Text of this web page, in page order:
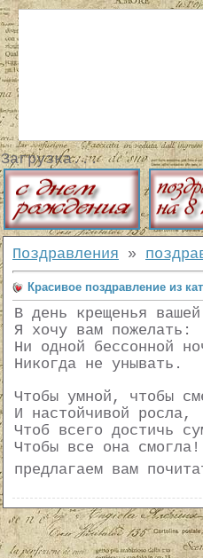
Загрузка...
Поздравления »
Красивое поздравление из
В день крещенья
Я хочу вам пожелать:
Ни одной бессонной
Никогда не унывать.
Чтобы умной, чтобы
И настойчивой росла,
Чтоб всего достичь
Чтобы все она смогла!
предлагаем вам